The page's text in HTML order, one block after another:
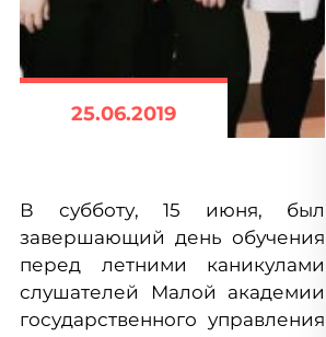
25.06.2019
В субботу, 15 июня, был
завершающий день обучения
перед летними каникулами
слушателей Малой академии
государственного управления